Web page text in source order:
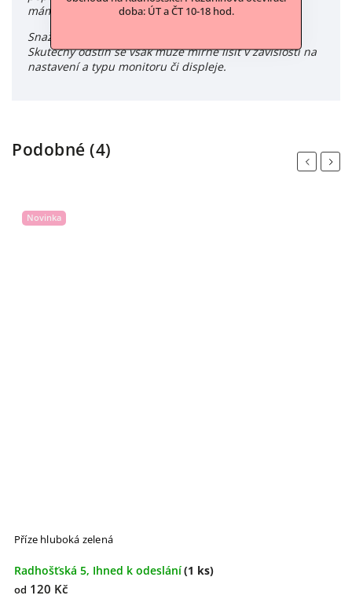
doba: ÚT a ČT 10-18 hod.
máme k dispozici.
Snažíme se zachytit barvy produktů co nejvěrněji.
Skutečný odstín se však může mírně lišit v závislosti na
nastavení a typu monitoru či displeje.
Podobné (4)
Previous
Novinka
Příze hluboká zelená
Radhošťská 5, Ihned k odeslání(1 ks)
od 120 Kč
Next